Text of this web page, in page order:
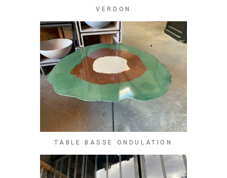
VERDON
TABLE BASSE ONDULATION